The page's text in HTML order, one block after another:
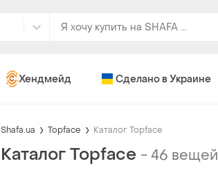
Хендмейд Сделано в Украине
Shafa.ua Topface Каталог Topface
Каталог Topface -46 вещей